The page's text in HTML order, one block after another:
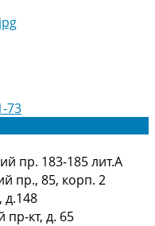
73
пр. 183-185 лит.А
пр., 85, корп. 2
д.148
пр-кт, д. 65